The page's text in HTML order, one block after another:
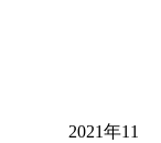
2021年11